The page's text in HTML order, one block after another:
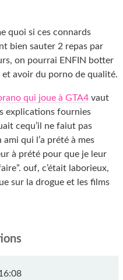
quoi si ces connards
bien sauter 2 repas par
on pourrai ENFIN botter
avoir du porno de qualité.
qui joue à GTA4 vaut
explications fournies
cequ’il ne faiut pas
ami qui l’a prété à mes
à prété pour que je leur
ouf, c’était laborieux,
sur la drogue et les films